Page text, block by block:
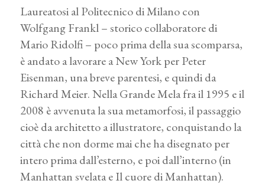
Laureatosi al Politecnico di Milano con
Wolfgang Frankl – storico collaboratore di
Mario Ridolfi – poco prima della sua scomparsa,
è andato a lavorare a New York per Peter
Eisenman, una breve parentesi, e quindi da
Richard Meier. Nella Grande Mela fra il 1995 e il
2008 è avvenuta la sua metamorfosi, il passaggio
cioè da architetto a illustratore, conquistando la
città che non dorme mai che ha disegnato per
intero prima dall’esterno, e poi dall’interno (in
Manhattan svelata e Il cuore di Manhattan).